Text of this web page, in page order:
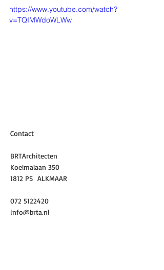
https://www.youtube.com/watch?
v=TQIMWdoWLWw
Contact
BRTArchitecten
Koelmalaan 350
1812 PS ALKMAAR
072 5122420
info@brta.nl